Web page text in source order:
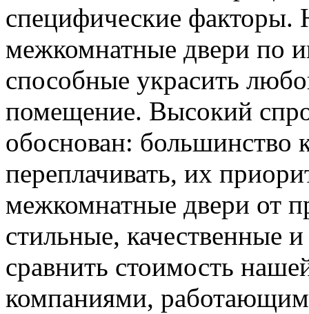
специфические
межкомнатные двери по
способные украсить
помещение. Высокий
обоснован: большинство
переплачивать, их
межкомнатные двери от
стильные, качественные
сравнить стоимость
компаниями,